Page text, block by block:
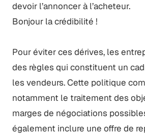
devoir l’annoncer à l’acheteur.
Bonjour la crédibilité !
Pour éviter ces dérives, les
des règles qui constituent un
les vendeurs. Cette politique
notamment le traitement des
marges de négociations
également inclure une offre de